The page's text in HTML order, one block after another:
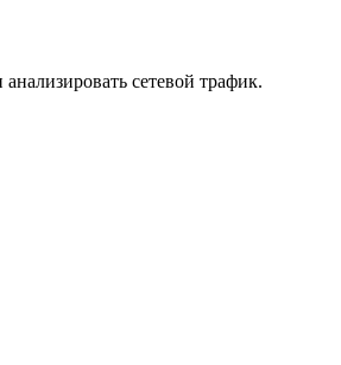
сетевой трафик.